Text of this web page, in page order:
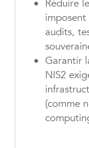
Réduire
audits,
Garantir
NIS2
(comme